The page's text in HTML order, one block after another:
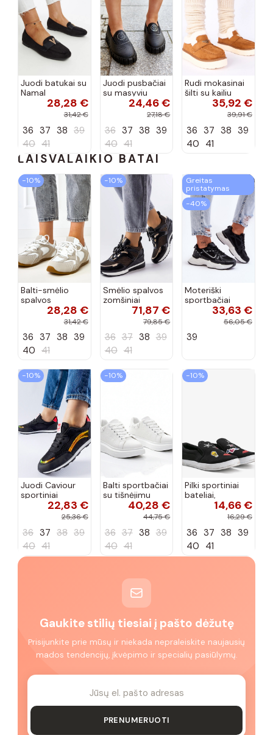
Juodi batukai su
Namal
dekoracija28,28 €
31,42 €
36 37 38 39
40 41
Juodi pusbačiai
su masyviu
padu Teska24,46 €
27,18 €
36 37 38 39
40 41
Rudi mokasinai
šilti su kailiu
35,92 €
39,91 €
36 37 38 39
40 41
LAISVALAIKIO BATAI
−10%
Balti-smėlio
spalvos
sportiniai
Casey
28,28 €
31,42 €
36 37 38 39
40 41
−10%
Smėlio spalvos
zomšiniai
sportiniai
bateliai, „Karino"
71,87 €
79,85 €
36 37 38 39
40 41
Greitas
pristatymas
−40%
Moteriški
sportbačiai
juodos spalvos
33,63 €
56,05 €
39
−10%
Juodi Caviour
sportiniai
sportbačiai22,83 €
25,36 €
36 37 38 39
40 41
−10%
Balti sportbačiai
su tišnėjimu
Peyton40,28 €
44,75 €
36 37 38 39
40 41
−10%
Pilki sportiniai
bateliai,
„Justice"14,66 €
16,29 €
36 37 38 39
40 41
Gaukite stilių tiesiai į pašto dėžutę
Prisijunkite prie mūsų ir niekada nepraleiskite naujausių
mados tendencijų, įkvėpimo ir specialių pasiūlymų.
PRENUMERUOTI